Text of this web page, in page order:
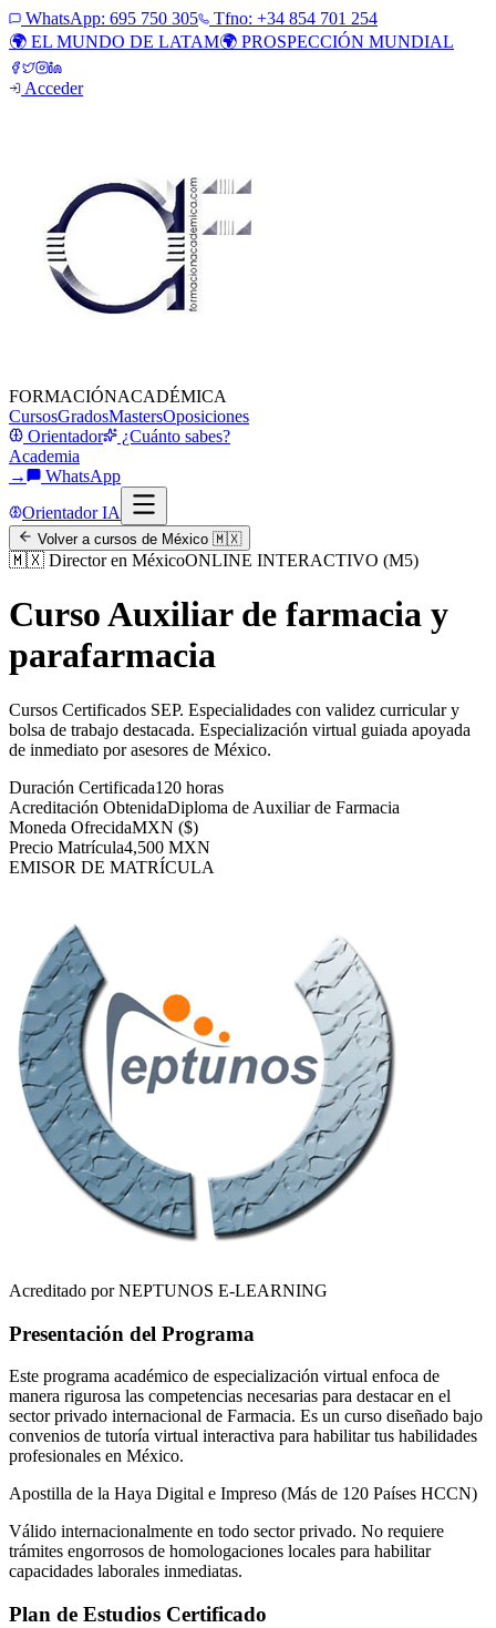
WhatsApp: 695 750 305
Tfno: +34 854 701 254
🌍 EL MUNDO DE LATAM🌍 PROSPECCIÓN MUNDIAL
Acceder
FORMACIÓNACADÉMICA
CursosGradosMastersOposiciones
Orientador
¿Cuánto sabes?
Academia
→
WhatsApp
Orientador IA
Volver a cursos de México 🇲🇽
🇲🇽 Director en MéxicoONLINE INTERACTIVO (M5)
Curso Auxiliar de farmacia y
parafarmacia
Cursos Certificados SEP. Especialidades con validez curricular y
bolsa de trabajo destacada. Especialización virtual guiada apoyada
de inmediato por asesores de México.
Duración Certificada120 horas
Acreditación ObtenidaDiploma de Auxiliar de Farmacia
Moneda OfrecidaMXN ($)
Precio Matrícula4,500 MXN
EMISOR DE MATRÍCULA
Acreditado por NEPTUNOS E-LEARNING
Presentación del Programa
Este programa académico de especialización virtual enfoca de
manera rigurosa las competencias necesarias para destacar en el
sector privado internacional de Farmacia. Es un curso diseñado bajo
convenios de tutoría virtual interactiva para habilitar tus habilidades
profesionales en México.
Apostilla de la Haya Digital e Impreso (Más de 120 Países HCCN)
Válido internacionalmente en todo sector privado. No requiere
trámites engorrosos de homologaciones locales para habilitar
capacidades laborales inmediatas.
Plan de Estudios Certificado